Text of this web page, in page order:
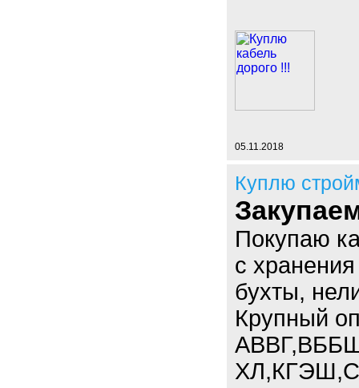
05.11.2018
Куплю
Покупаю
с
бухты,
Крупный